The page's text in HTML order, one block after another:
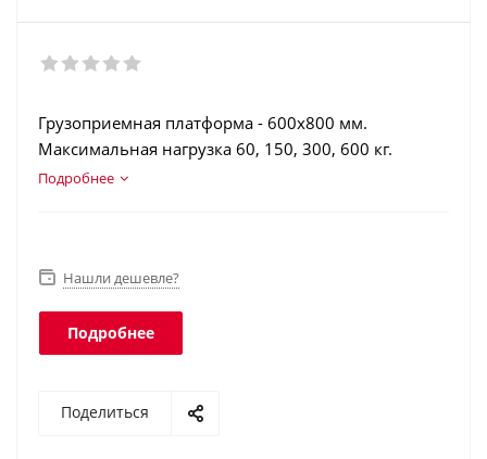
Грузоприемная платформа - 600х800 мм.
Максимальная нагрузка 60, 150, 300, 600 кг.
Торговая индикация. Печать отчетов и чеков.
Подробнее
Нашли дешевле?
Подробнее
Поделиться